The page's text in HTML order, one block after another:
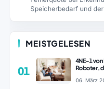
Speicherbedarf und
MEISTGELESEN
01
4NE-1
Roboter,
06. März